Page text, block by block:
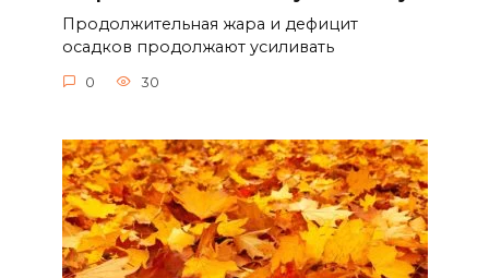
Продолжительная жара и дефицит
осадков продолжают усиливать
0 30